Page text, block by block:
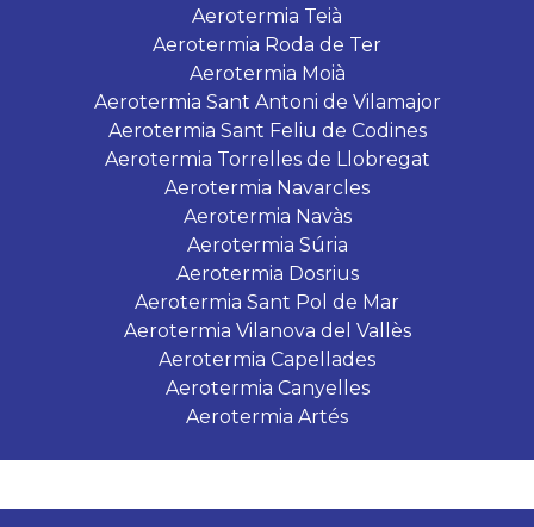
Aerotermia Teià
Aerotermia Roda de Ter
Aerotermia Moià
Aerotermia Sant Antoni de Vilamajor
Aerotermia Sant Feliu de Codines
Aerotermia Torrelles de Llobregat
Aerotermia Navarcles
Aerotermia Navàs
Aerotermia Súria
Aerotermia Dosrius
Aerotermia Sant Pol de Mar
Aerotermia Vilanova del Vallès
Aerotermia Capellades
Aerotermia Canyelles
Aerotermia Artés